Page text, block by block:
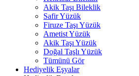
Akik Taşı Bileklik
Safir Yüzük
Firuze Taşı Yüzük
Ametist Yüzük
Akik Taşı Yüzük
Doğal Taşlı Yüzük
Tümünü Gör
Hediyelik Eşyalar